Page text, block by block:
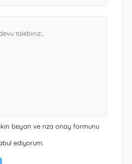
beyan ve rıza onay formunu
ediyorum.